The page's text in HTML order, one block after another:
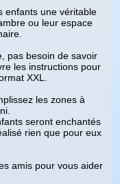
enfants une véritable
ou leur espace
pas besoin de savoir
les instructions pour
XXL.
les zones à
seront enchantés
rien que pour eux
amis pour vous aider